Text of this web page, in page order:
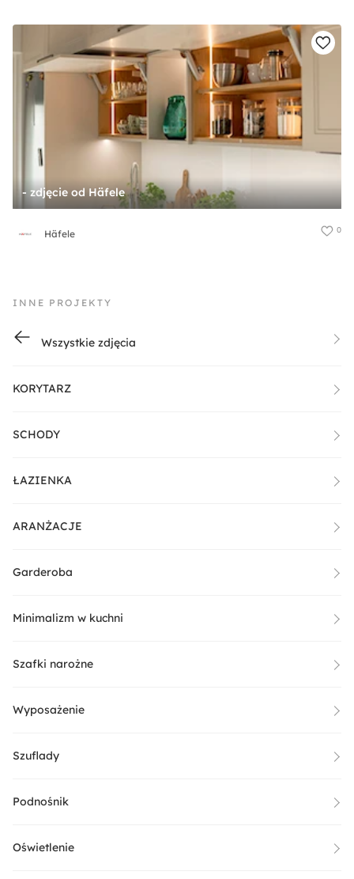
- zdjęcie od Häfele
Häfele 0
INNE PROJEKTY
Wszystkie zdjęcia
KORYTARZ
SCHODY
ŁAZIENKA
ARANŻACJE
Garderoba
Minimalizm w kuchni
Szafki narożne
Wyposażenie
Szuflady
Podnośnik
Oświetlenie